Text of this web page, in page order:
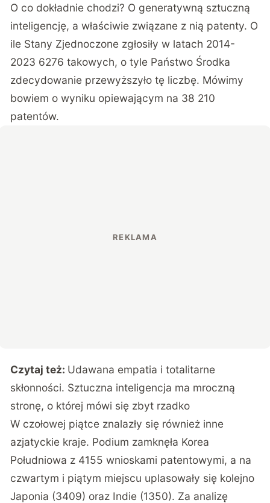
O co dokładnie chodzi? O generatywną sztuczną
inteligencję, a właściwie związane z nią patenty. O
ile Stany Zjednoczone zgłosiły w latach 2014-
2023 6276 takowych, o tyle Państwo Środka
zdecydowanie przewyższyło tę liczbę. Mówimy
bowiem o wyniku opiewającym na 38 210
patentów.
Czytaj też: Udawana empatia i totalitarne
skłonności. Sztuczna inteligencja ma mroczną
stronę, o której mówi się zbyt rzadko
W czołowej piątce znalazły się również inne
azjatyckie kraje. Podium zamknęła Korea
Południowa z 4155 wnioskami patentowymi, a na
czwartym i piątym miejscu uplasowały się kolejno
Japonia (3409) oraz Indie (1350). Za analizę